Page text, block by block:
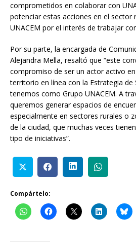
comprometidos en colaborar con
potenciar estas acciones en el sector
UNACEM por el interés de trabajar
Por su parte, la encargada de
Alejandra Mella, resaltó que “este
compromiso de ser un actor activo
territorio en línea con la Estrategia de
tenemos como Grupo UNACEM. A
queremos generar espacios de
especialmente en sectores rurales o
de la ciudad, que muchas veces
tipo de iniciativas”.
Compártelo: